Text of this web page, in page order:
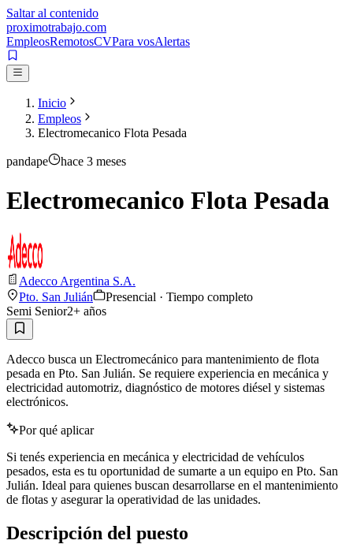
Saltar al contenido
proximotrabajo.com
EmpleosRemotosCVPara vosAlertas
Inicio
Empleos
Electromecanico Flota Pesada
pandape hace 3 meses
Electromecanico Flota Pesada
Adecco Argentina S.A.
Pto. San Julián
Presencial · Tiempo completo
Semi Senior2+ años
Adecco busca un Electromecánico para mantenimiento de flota
pesada en Pto. San Julián. Se requiere experiencia en mecánica y
electricidad automotriz, diagnóstico de motores diésel y sistemas
electrónicos.
Por qué aplicar
Si tenés experiencia en mecánica y electricidad de vehículos
pesados, esta es tu oportunidad de sumarte a un equipo en Pto. San
Julián. Ideal para quienes buscan desarrollarse en el mantenimiento
de flotas y asegurar la operatividad de las unidades.
Descripción del puesto